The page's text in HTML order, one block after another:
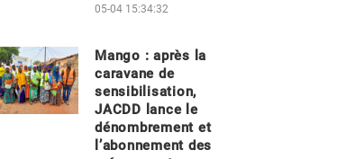
05-04 15:34:32
Mango : après la
caravane de
sensibilisation,
JACDD lance le
dénombrement et
l’abonnement des